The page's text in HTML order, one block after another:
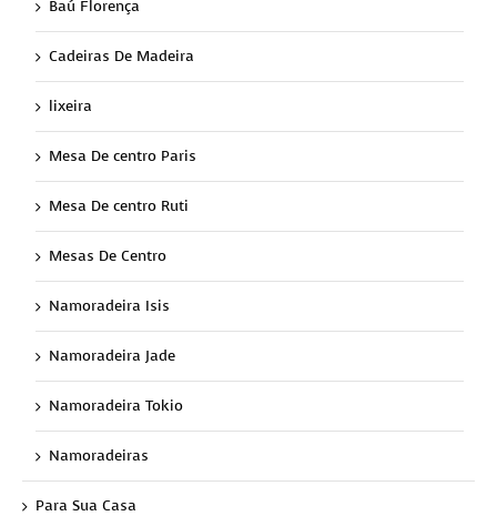
Baú Florença
Cadeiras De Madeira
lixeira
Mesa De centro Paris
Mesa De centro Ruti
Mesas De Centro
Namoradeira Isis
Namoradeira Jade
Namoradeira Tokio
Namoradeiras
Para Sua Casa